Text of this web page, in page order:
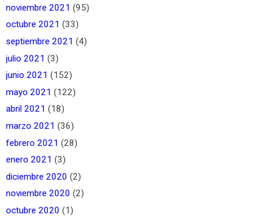
noviembre 2021 (95)
octubre 2021 (33)
septiembre 2021 (4)
julio 2021 (3)
junio 2021 (152)
mayo 2021 (122)
abril 2021 (18)
marzo 2021 (36)
febrero 2021 (28)
enero 2021 (3)
diciembre 2020 (2)
noviembre 2020 (2)
octubre 2020 (1)